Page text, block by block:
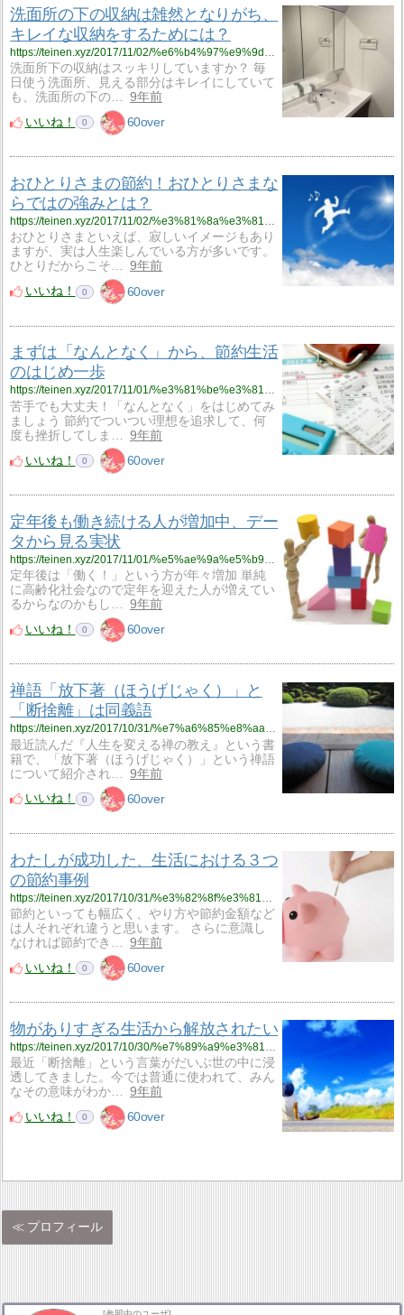
洗面所の下の収納は雑然となりがち、
キレイな収納をするためには？
洗面所下の収納はスッキリしていますか？ 毎
日使う洗面所、見える部分はキレイにしていて
も、洗面所の下の…
9年前
いいね！
0 60over
おひとりさまの節約！おひとりさまな
らではの強みとは？
https://teinen.xyz/2017/11/02/%e3%81%8a%e3%81%b2%e3%81%a8%e3%82%8a%e3%81%95%e3%81%be%e3%81%ae%e7%af%80%e7%b4%84%ef%bc%81%e3%81%8a%e3%81%b2%e3%81%a8%e3%82%8a%e3%81%95%e3%81%be%e3%81%aa%e3%82%89%e3%81%a7%e3%81%af%e3%81%ae%e5%bc%b7/
おひとりさまといえば、寂しいイメージもあり
ますが、実は人生楽しんでいる方が多いです。
ひとりだからこそ…
9年前
いいね！
0 60over
まずは「なんとなく」から、節約生活
のはじめ一歩
https://teinen.xyz/2017/11/01/%e3%81%be%e3%81%9a%e3%81%af%e3%80%8c%e3%81%aa%e3%82%93%e3%81%a8%e3%81%aa%e3%81%8f%e3%80%8d%e3%81%8b%e3%82%89%e3%80%81%e7%af%80%e7%b4%84%e7%94%9f%e6%b4%bb%e3%81%ae%e3%81%af%e3%81%98%e3%82%81%e4%b8%80/
苦手でも大丈夫！「なんとなく」をはじめてみ
ましょう 節約でついつい理想を追求して、何
度も挫折してしま…
9年前
いいね！
0 60over
定年後も働き続ける人が増加中、デー
タから見る実状
https://teinen.xyz/2017/11/01/%e5%ae%9a%e5%b9%b4%e5%be%8c%e3%82%82%e5%83%8d%e3%81%8d%e7%b6%9a%e3%81%91%e3%82%8b%e4%ba%ba%e3%81%8c%e5%a2%97%e5%8a%a0%e4%b8%ad%e3%80%81%e3%83%87%e3%83%bc%e3%82%bf%e3%81%8b%e3%82%89%e8%a6%8b%e3%82%8b/
定年後は「働く！」という方が年々増加 単純
に高齢化社会なので定年を迎えた人が増えてい
るからなのかもし…
9年前
いいね！
0 60over
禅語「放下著（ほうげじゃく）」と
「断捨離」は同義語
https://teinen.xyz/2017/10/31/%e7%a6%85%e8%aa%9e%e3%80%8c%e6%94%be%e4%b8%8b%e8%91%97%ef%bc%88%e3%81%bb%e3%81%86%e3%81%92%e3%81%98%e3%82%83%e3%81%8f%ef%bc%89%e3%80%8d%e3%81%a8%e3%80%8c%e6%96%ad%e6%8d%a8%e9%9b%a2%e3%80%8d%e3%81%af/
最近読んだ『人生を変える禅の教え』という書
籍で、「放下著（ほうげじゃく）」という禅語
について紹介され…
9年前
いいね！
0 60over
わたしが成功した、生活における３つ
の節約事例
節約といっても幅広く、やり方や節約金額など
は人それぞれ違うと思います。 さらに意識し
なければ節約でき…
9年前
いいね！
0 60over
物がありすぎる生活から解放されたい
https://teinen.xyz/2017/10/30/%e7%89%a9%e3%81%8c%e3%81%82%e3%82%8a%e3%81%99%e3%81%8e%e3%82%8b%e7%94%9f%e6%b4%bb%e3%81%8b%e3%82%89%e8%a7%a3%e6%94%be%e3%81%95%e3%82%8c%e3%81%9f%e3%81%84/
最近「断捨離」という言葉がだいぶ世の中に浸
透してきました。今では普通に使われて、みん
なその意味がわか…
9年前
いいね！
0 60over
プロフィール